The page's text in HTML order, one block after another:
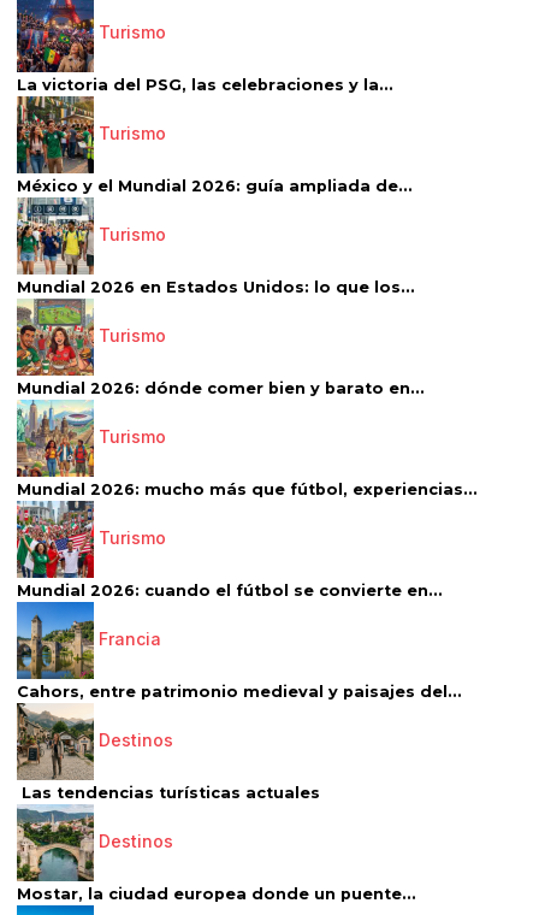
Turismo
La victoria del PSG, las celebraciones y la...
Turismo
México y el Mundial 2026: guía ampliada de...
Turismo
Mundial 2026 en Estados Unidos: lo que los...
Turismo
Mundial 2026: dónde comer bien y barato en...
Turismo
Mundial 2026: mucho más que fútbol, experiencias...
Turismo
Mundial 2026: cuando el fútbol se convierte en...
Francia
Cahors, entre patrimonio medieval y paisajes del...
Destinos
Las tendencias turísticas actuales
Destinos
Mostar, la ciudad europea donde un puente...